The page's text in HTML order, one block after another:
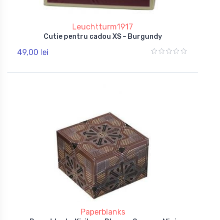
Leuchtturm1917
Cutie pentru cadou XS - Burgundy
49,00 lei
Paperblanks